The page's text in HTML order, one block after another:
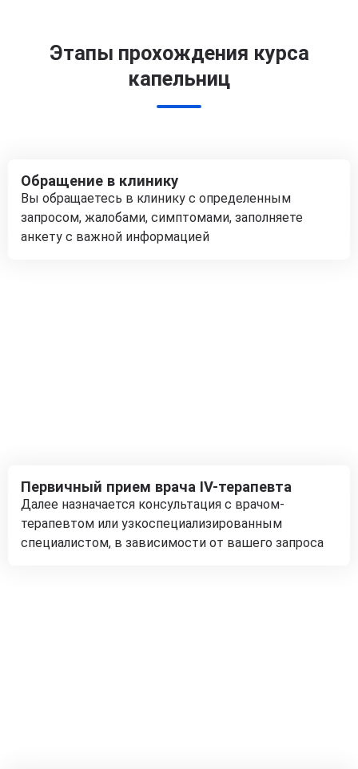
Этапы прохождения курса
капельниц
Обращение в клинику
Вы обращаетесь в клинику с определенным
запросом, жалобами, симптомами, заполняете
анкету с важной информацией
Первичный прием врача IV-терапевта
Далее назначается консультация с врачом-
терапевтом или узкоспециализированным
специалистом, в зависимости от вашего запроса